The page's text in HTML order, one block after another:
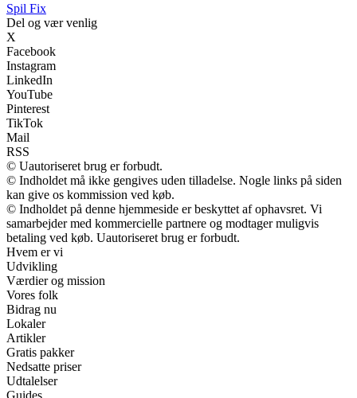
Spil Fix
Del og vær venlig
X
Facebook
Instagram
LinkedIn
YouTube
Pinterest
TikTok
Mail
RSS
© Uautoriseret brug er forbudt.
© Indholdet må ikke gengives uden tilladelse. Nogle links på siden
kan give os kommission ved køb.
© Indholdet på denne hjemmeside er beskyttet af ophavsret. Vi
samarbejder med kommercielle partnere og modtager muligvis
betaling ved køb. Uautoriseret brug er forbudt.
Hvem er vi
Udvikling
Værdier og mission
Vores folk
Bidrag nu
Lokaler
Artikler
Gratis pakker
Nedsatte priser
Udtalelser
Guides